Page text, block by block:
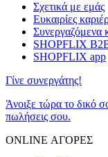
Σχετικά με εμάς
Ευκαιρίες
Συνεργαζόμενα
SHOPFLIX
SHOPFLIX app
Γίνε συνεργάτης!
Άνοιξε τώρα το δικό
πωλήσεις σου.
ONLINE ΑΓΟΡΕΣ